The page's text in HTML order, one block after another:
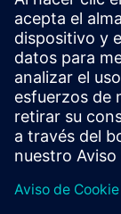
SITRANS
temperatura.
TH420